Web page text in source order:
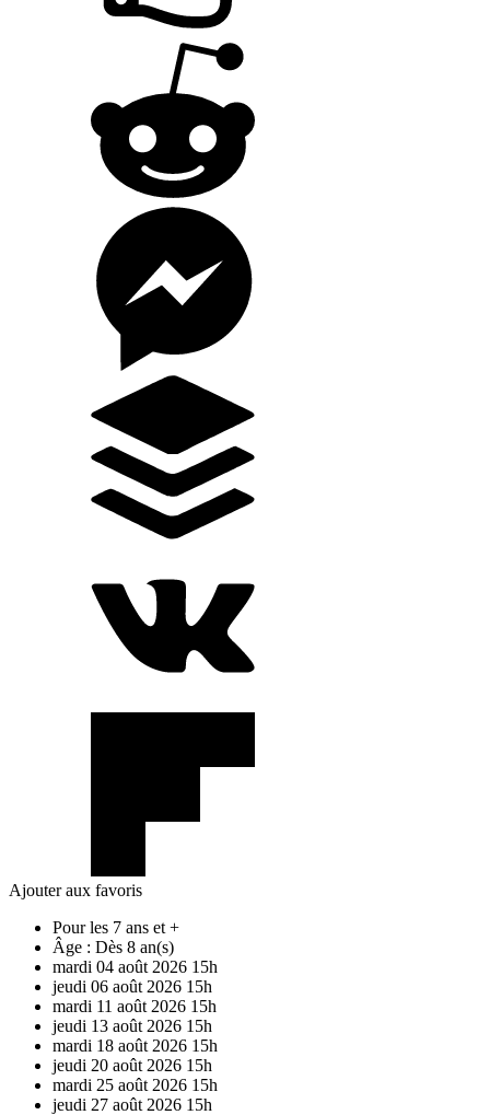
Ajouter aux favoris
Pour les 7 ans et +
Âge : Dès 8 an(s)
mardi 04 août 2026 15h
jeudi 06 août 2026 15h
mardi 11 août 2026 15h
jeudi 13 août 2026 15h
mardi 18 août 2026 15h
jeudi 20 août 2026 15h
mardi 25 août 2026 15h
jeudi 27 août 2026 15h